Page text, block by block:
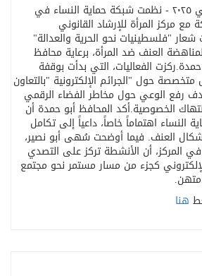
قلقيلية | ٢٥ تشرين الثاني ٢٠٢٥ - نظمت شبكة حماية النساء في
مع مركز المرأة للإرشاد القانوني
شعار"فلسطينيات نحو الحرية والعدالة"
العنف ضد المرأة، برعاية محافظ
.ركزت الفعاليات، التي بدأت بوقفة
متخصصة حول "الجرائم الإلكترونية "بالتعاون
رفع الوعي حول مخاطر الفضاء الرقمي
الخصوصية.أكد المحافظ أبو حمدة أن
النساء اهتماماً خاصاً، داعياً إلى تكامل
العنف. فيما أوضحت سُهى أبو نصير،
المركز، أن الأنشطة تركز على التصدي
كجزء من مسار مستمر نحو مجتمع
.
هنا